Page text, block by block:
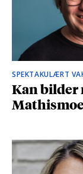
SPEKTAKULÆRT
Kan bilder